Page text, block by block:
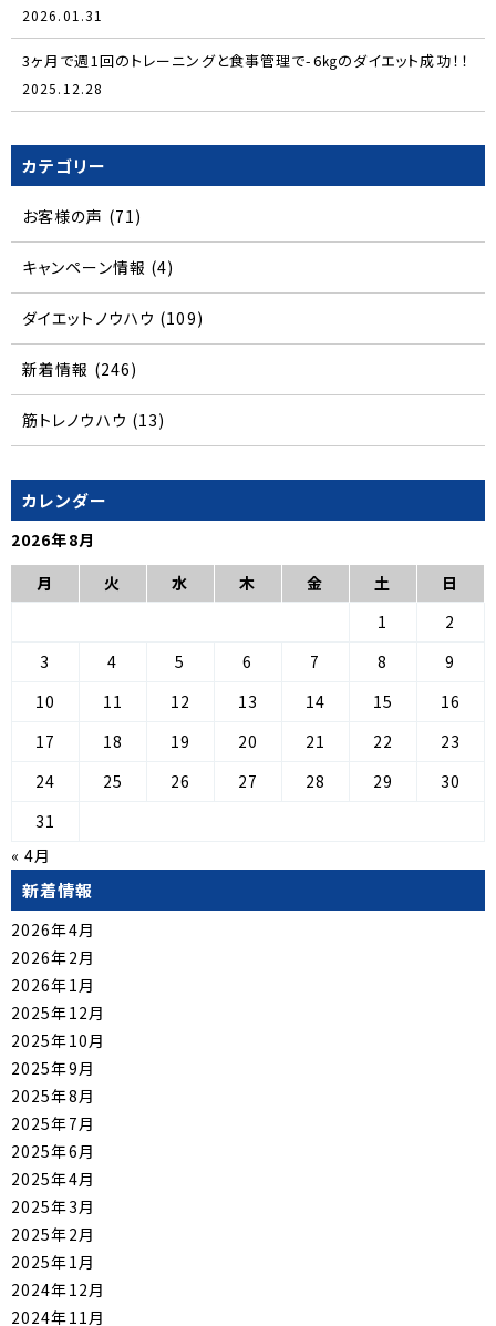
2026.01.31
3ヶ月で週1回のトレーニングと食事管理で-6㎏のダイエット成功！！
2025.12.28
カテゴリー
お客様の声 (71)
キャンペーン情報 (4)
ダイエットノウハウ (109)
新着情報 (246)
筋トレノウハウ (13)
カレンダー
2026年8月
月
火 水 木 金 土
日
1
2
3
4 5 6 7 8
9
10
11 12 13 14 15
16
17
18 19 20 21 22
23
24
25 26 27 28 29
30
31
« 4月
新着情報
2026年4月
2026年2月
2026年1月
2025年12月
2025年10月
2025年9月
2025年8月
2025年7月
2025年6月
2025年4月
2025年3月
2025年2月
2025年1月
2024年12月
2024年11月